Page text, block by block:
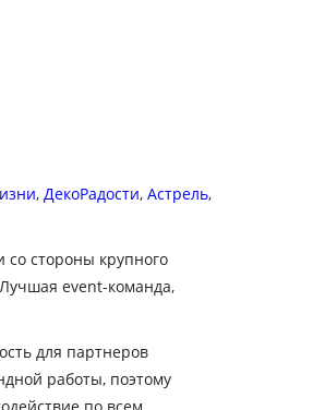
, ДекоРадости, Астрель,
стороны крупного
event-команда,
для партнеров
работы, поэтому